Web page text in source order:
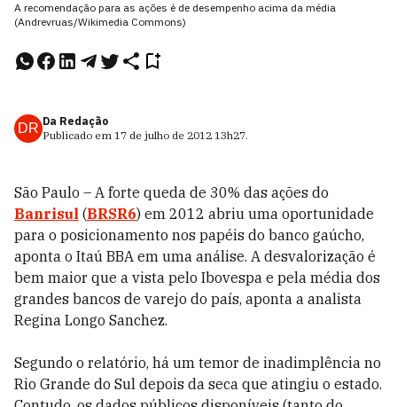
A recomendação para as ações é de desempenho acima da média
(Andrevruas/Wikimedia Commons)
DR Da Redação
Publicado em 17 de julho de 2012 13h27.
São Paulo – A forte queda de 30% das ações do
Banrisul (BRSR6) em 2012 abriu uma oportunidade
para o posicionamento nos papéis do banco gaúcho,
aponta o Itaú BBA em uma análise. A desvalorização é
bem maior que a vista pelo Ibovespa e pela média dos
grandes bancos de varejo do país, aponta a analista
Regina Longo Sanchez.
Segundo o relatório, há um temor de inadimplência no
Rio Grande do Sul depois da seca que atingiu o estado.